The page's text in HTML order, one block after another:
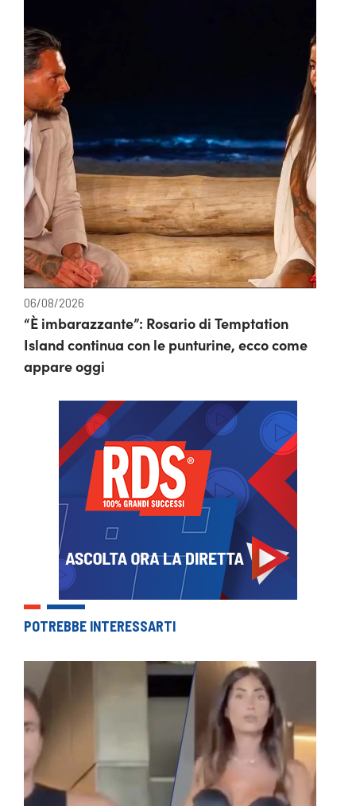
06/08/2026
“È imbarazzante”: Rosario di Temptation
Island continua con le punturine, ecco come
appare oggi
POTREBBE INTERESSARTI